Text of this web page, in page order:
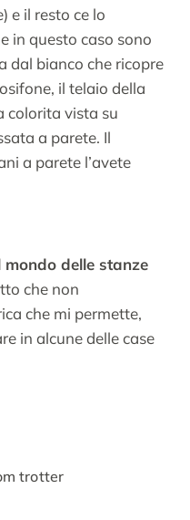
e il resto ce lo
in questo caso sono
dal bianco che ricopre
il telaio della
colorita vista su
a parete. Il
a parete l’avete
mondo delle stanze
che non
che mi permette,
in alcune delle case
trotter